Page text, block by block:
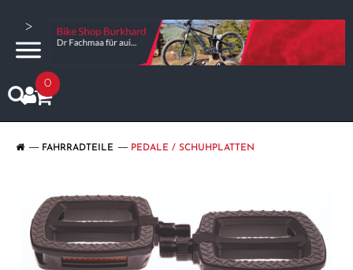
>
0
FAHRRADTEILE PEDALE / SCHUHPLATTEN